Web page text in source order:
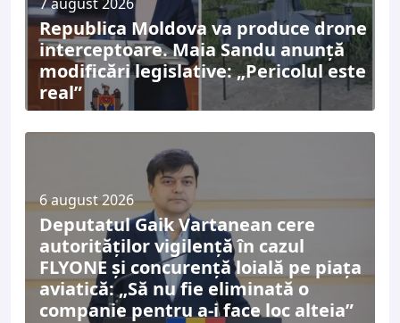
Republica Moldova va produce drone
interceptoare. Maia Sandu anunță
modificări legislative: „Pericolul este
real”
6 august 2026
Deputatul Gaik Vartanean cere
autorităților vigilență în cazul
FLYONE și concurență loială pe piața
aviatică: „Să nu fie eliminată o
companie pentru a-i face loc alteia”